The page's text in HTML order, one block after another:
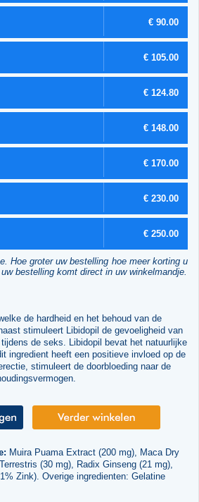
€ 90.00
€ 105.00
€ 124.80
€ 148.00
€ 170.00
€ 230.00
€ 250.00
Hoe groter uw bestelling hoe meer korting u
bestelling komt direct in uw winkelmandje.
de hardheid en het behoud van de
stimuleert Libidopil de gevoeligheid van
de seks. Libidopil bevat het natuurlijke
ingredient heeft een positieve invloed op de
stimuleert de doorbloeding naar de
Muira Puama Extract (200 mg), Maca Dry
(30 mg), Radix Ginseng (21 mg),
Zink). Overige ingredienten: Gelatine